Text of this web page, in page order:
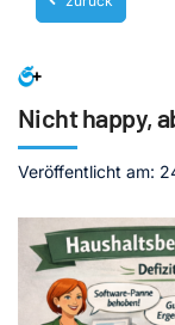
Mediathek
Kontakt
Nicht happy,
Veröffentlicht am: